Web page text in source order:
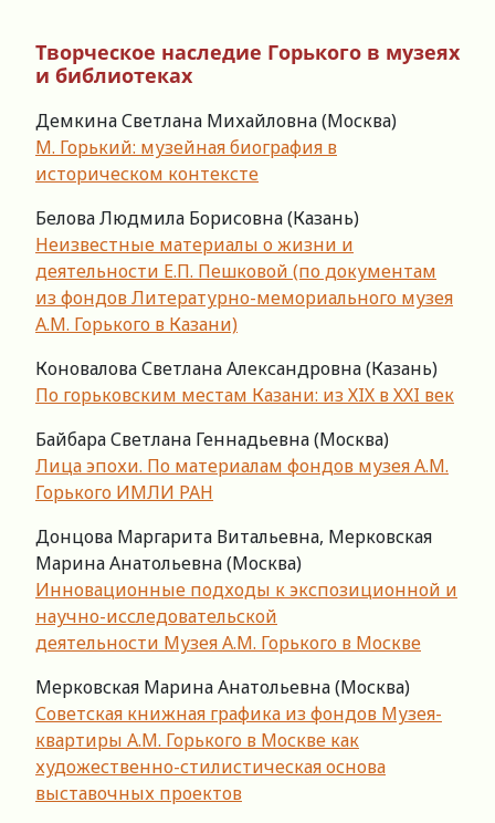
Творческое наследие Горького в музеях
и библиотеках
Демкина Светлана Михайловна (Москва)
М. Горький: музейная биография в
историческом контексте
Белова Людмила Борисовна (Казань)
Неизвестные материалы о жизни и
деятельности Е.П. Пешковой (по документам
из фондов Литературно-мемориального музея
А.М. Горького в Казани)
Коновалова Светлана Александровна (Казань)
По горьковским местам Казани: из ХIХ в ХХI век
Байбара Светлана Геннадьевна (Москва)
Лица эпохи. По материалам фондов музея А.М.
Горького ИМЛИ РАН
Донцова Маргарита Витальевна, Мерковская
Марина Анатольевна (Москва)
Инновационные подходы к экспозиционной и
научно-исследовательской
деятельности Музея А.М. Горького в Москве
Мерковская Марина Анатольевна (Москва)
Советская книжная графика из фондов Музея-
квартиры А.М. Горького в Москве как
художественно-стилистическая основа
выставочных проектов